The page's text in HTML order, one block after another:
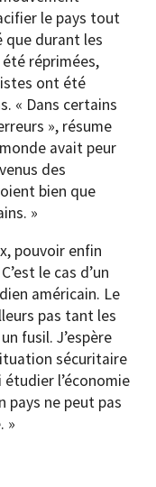
le pays tout
que durant les
réprimées,
ont été
« Dans certains
», résume
avait peur
des
bien que
»
pouvoir enfin
le cas d’un
américain. Le
pas tant les
fusil. J’espère
sécuritaire
l’économie
pays ne peut pas
»